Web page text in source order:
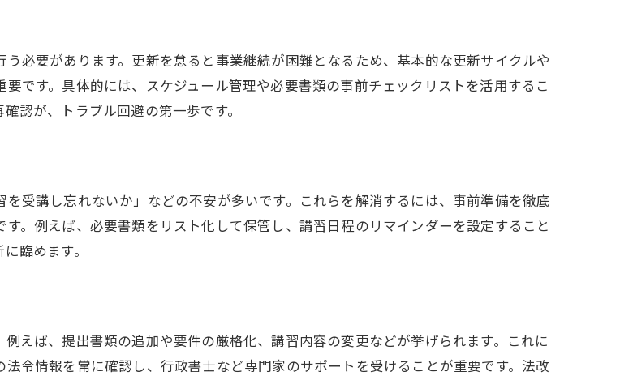
免許更新のスムーズな進め方とは
免許更新でよくある質問と回答例
免許更新で知っておきたい最新情報
届かない場合の対処法まとめ
免許更新の案内ハガキ未着時の対応
更新ハガキが届かない原因と確認方法
者免許更新で困らないための事前対策
許更新の問い合わせ先と対応ポイント
必要があります。更新を怠ると事業継続が困難となるため、基本的な更新サイクルや
です。具体的には、スケジュール管理や必要書類の事前チェックリストを活用するこ
認が、トラブル回避の第一歩です。
受講し忘れないか」などの不安が多いです。これらを解消するには、事前準備を徹底
。例えば、必要書類をリスト化して保管し、講習日程のリマインダーを設定すること
臨めます。
えば、提出書類の追加や要件の厳格化、講習内容の変更などが挙げられます。これに
令情報を常に確認し、行政書士など専門家のサポートを受けることが重要です。法改